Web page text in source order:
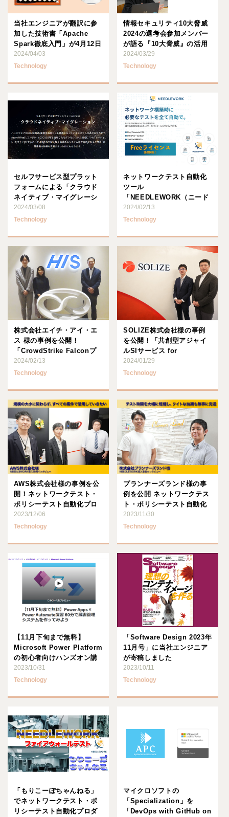
当社エンジニアが翻訳に参
加した技術書「Apache
Spark徹底入門」が4月12日
に発売！
2024/04/03
Technology
情報セキュリティ10大脅威
2024の選考会参加メンバー
が語る『10大脅威』の活用
方法と 脅威事例
2024/03/29
Technology
セルフサービス型プラット
フォームによる「クラウド
ネイティブ・マイグレーシ
ョン」サービスの提供を開
始！
2024/03/08
Technology
ネットワークテスト自動化
ツール
「NEEDLEWORK（ニード
ルワーク）」に、 無料の
「Freeライ･･･
2024/02/13
Technology
株式会社エイチ・アイ・エ
ス 様の事例を公開！
「CrowdStrike Falconプ
ラットフォーム ･･･
2024/02/13
Technology
SOLIZE株式会社様の事例
を公開！「共創型アジャイ
ルSIサービス for
Microsoft Az･･･
2024/01/29
Technology
AWS株式会社様の事例を公
開！ネットワークテスト・
ポリシーテスト自動化プロ
ダクト「NEEDLEWOR･･･
2023/12/06
Technology
プランナーズランド様の事
例を公開 ネットワークテス
ト・ポリシーテスト自動化
プロダクト
「NEEDLEW･･･
2023/11/30
Technology
【11月下旬まで無料】
Microsoft Power Platform
の初心者向けハンズオン講
座を ･･･
2023/10/31
Technology
「Software Design 2023年
11月号」に当社エンジニア
が寄稿しました
2023/10/11
Technology
「もりこーぽちゃんねる」
でネットワークテスト・ポ
リシーテスト自動化プロダ
マイクロソフトの
「Specialization」を
「DevOps with GitHub on